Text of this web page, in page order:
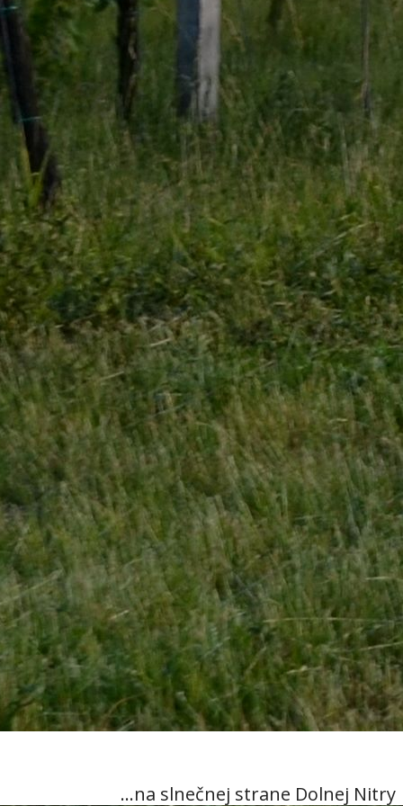
...na slnečnej strane Dolnej Nitry